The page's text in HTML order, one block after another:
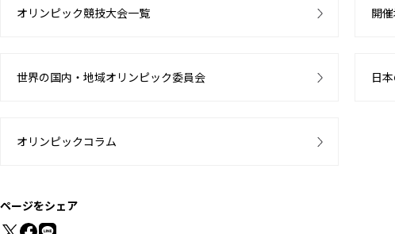
オリンピック競技大会一覧 開
世界の国内・地域オリンピック委員会 日
オリンピックコラム
ページをシェア